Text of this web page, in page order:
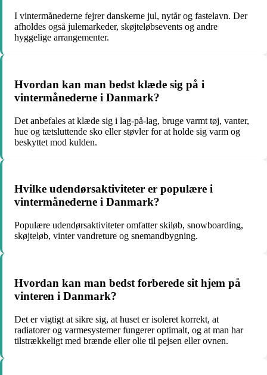
I vintermånederne fejrer danskerne jul, nytår og fastelavn. Der
afholdes også julemarkeder, skøjteløbsevents og andre
hyggelige arrangementer.
Hvordan kan man bedst klæde sig på i
vintermånederne i Danmark?
Det anbefales at klæde sig i lag-på-lag, bruge varmt tøj, vanter,
hue og tætsluttende sko eller støvler for at holde sig varm og
beskyttet mod kulden.
Hvilke udendørsaktiviteter er populære i
vintermånederne i Danmark?
Populære udendørsaktiviteter omfatter skiløb, snowboarding,
skøjteløb, vinter vandreture og snemandbygning.
Hvordan kan man bedst forberede sit hjem på
vinteren i Danmark?
Det er vigtigt at sikre sig, at huset er isoleret korrekt, at
radiatorer og varmesystemer fungerer optimalt, og at man har
tilstrækkeligt med brænde eller olie til pejsen eller ovnen.